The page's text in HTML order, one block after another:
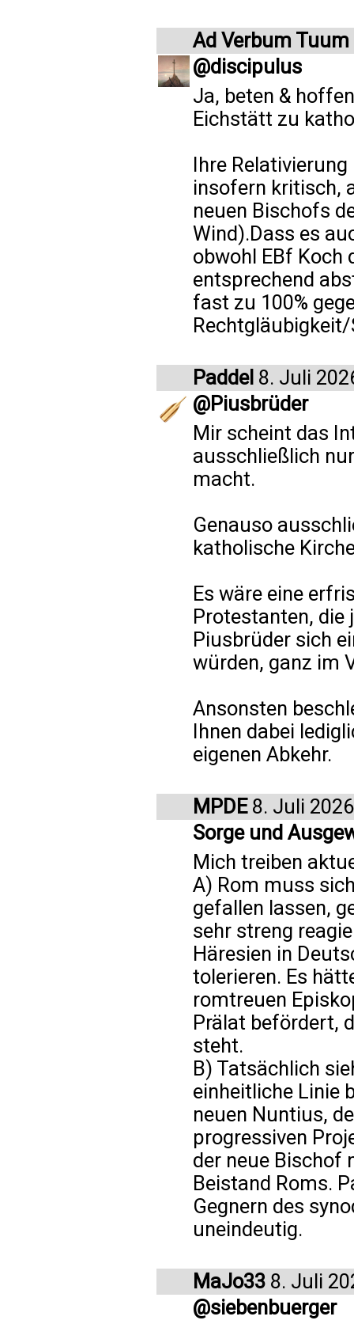
Ad Verbum Tuum
@discipulus
Ja, beten &
Eichstätt zu
Ihre
insofern kritisch,
neuen Bischofs
Wind).Dass es
obwohl EBf Koch
entsprechend
fast zu 100%
Paddel 8. Juli
@Piusbrüder
Mir scheint das
ausschließlich
macht.
Genauso
katholische
Es wäre eine
Protestanten, die
Piusbrüder sich
würden, ganz im
Ansonsten
Ihnen dabei
eigenen Abkehr.
MPDE8. Juli 2026
Sorge und
Mich treiben
A) Rom muss
gefallen lassen,
sehr streng
Häresien in
tolerieren. Es
romtreuen
Prälat befördert,
steht.
B) Tatsächlich
einheitliche Linie
neuen Nuntius,
progressiven
der neue Bischof
Beistand Roms.
Gegnern des
uneindeutig.
MaJo33 8. Juli
@siebenbuerger